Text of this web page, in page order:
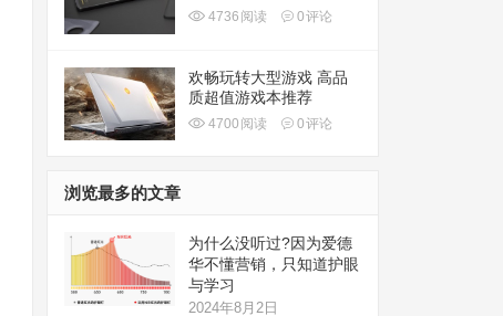
4736 阅读 0评论
欢畅玩转大型游戏 高品
质超值游戏本推荐
4700 阅读 0评论
浏览最多的文章
为什么没听过?因为爱德
华不懂营销，只知道护眼
与学习
2024年8月2日